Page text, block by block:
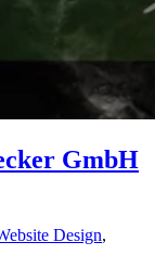
GmbH
Design,